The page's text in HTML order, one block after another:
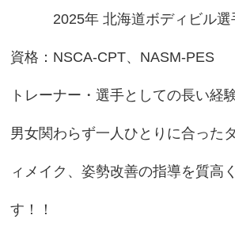
2025年 北海道ボディビル選
資格：NSCA-CPT、NASM‐PES
トレーナー・選手としての長い経
男女関わらず一人ひとりに合った
ィメイク、姿勢改善の指導を質高
す！！